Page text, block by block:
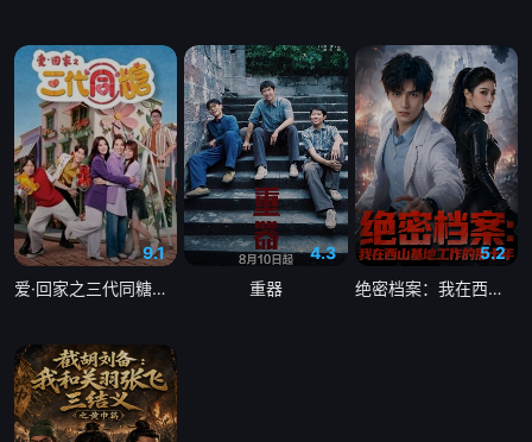
9.1
爱·回家之三代同糖粤语
4.3
重器
5.2
绝密档案：我在西山基地工作的那十年